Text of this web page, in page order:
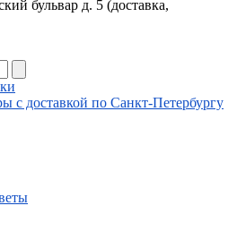
бульвар д. 5 (доставка,
с доставкой по Санкт-Петербургу